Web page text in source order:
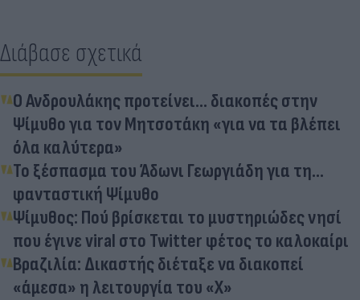
Διάβασε σχετικά
Ο Ανδρουλάκης προτείνει... διακοπές στην
Ψίμυθο για τον Μητσοτάκη «για να τα βλέπει
όλα καλύτερα»
Το ξέσπασμα του Άδωνι Γεωργιάδη για τη…
φανταστική Ψίμυθο
Ψίμυθος: Πού βρίσκεται το μυστηριώδες νησί
που έγινε viral στο Twitter φέτος το καλοκαίρι
Βραζιλία: Δικαστής διέταξε να διακοπεί
«άμεσα» η λειτουργία του «Χ»